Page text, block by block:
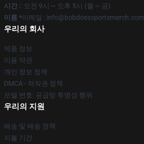
시간 :: 오전 9시 ~ 오후 5시 (월 ~ 금)
이름 *이메일 : info@bobdoessportsmerch.com
우리의 회사
제품 정보
이용 약관
개인 정보 정책
DMCA - 저작권 정책
모델 번호: 공급망 투명성 행위
우리의 지원
배송 및 배송 정책
지불 기간